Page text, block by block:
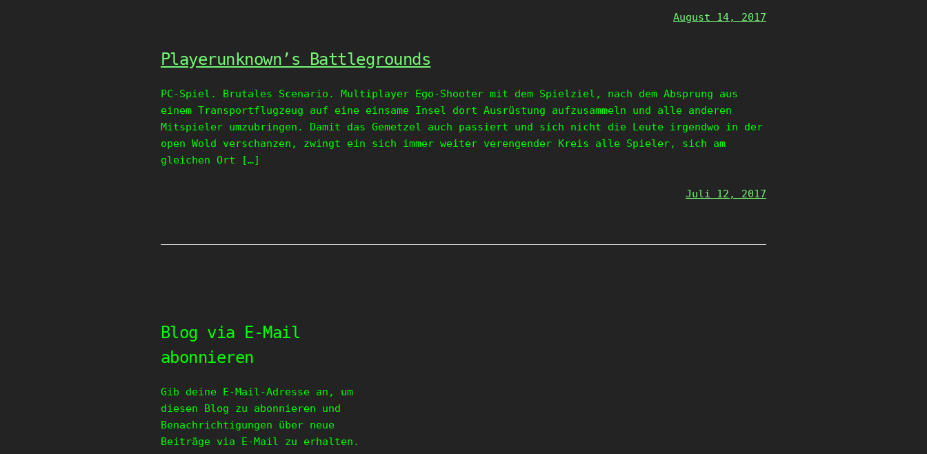
August 14, 2017
Playerunknown’s Battlegrounds
PC-Spiel. Brutales Scenario. Multiplayer Ego-Shooter mit dem Spielziel, nach dem Absprung aus
einem Transportflugzeug auf eine einsame Insel dort Ausrüstung aufzusammeln und alle anderen
Mitspieler umzubringen. Damit das Gemetzel auch passiert und sich nicht die Leute irgendwo in der
open Wold verschanzen, zwingt ein sich immer weiter verengender Kreis alle Spieler, sich am
gleichen Ort […]
Juli 12, 2017
Blog via E-Mail
abonnieren
Gib deine E-Mail-Adresse an, um
diesen Blog zu abonnieren und
Benachrichtigungen über neue
Beiträge via E-Mail zu erhalten.